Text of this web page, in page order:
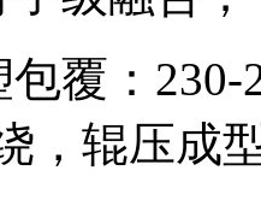
包覆：
，辊压成